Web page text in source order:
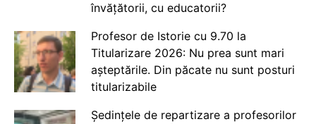
învățătorii, cu educatorii?
Profesor de Istorie cu 9.70 la
Titularizare 2026: Nu prea sunt mari
așteptările. Din păcate nu sunt posturi
titularizabile
Ședințele de repartizare a profesorilor